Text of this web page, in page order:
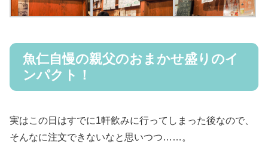
魚仁自慢の親父のおまかせ盛りのイ
ンパクト！
実はこの日はすでに1軒飲みに行ってしまった後なので、
そんなに注文できないなと思いつつ……。